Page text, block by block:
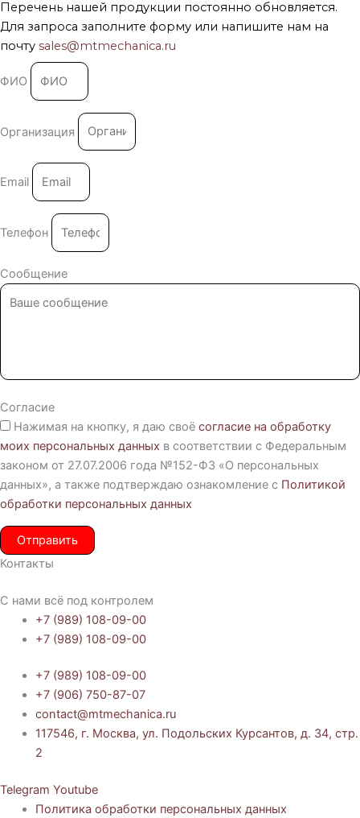
Перечень нашей продукции постоянно обновляется.
Для запроса заполните форму или напишите нам на
почту sales@mtmechanica.ru
ФИО
Организация
Email
Телефон
Сообщение
Согласие
Нажимая на кнопку, я даю своё согласие на обработку
моих персональных данных в соответствии с Федеральным
законом от 27.07.2006 года №152-ФЗ «О персональных
данных», а также подтверждаю ознакомление с Политикой
обработки персональных данных
Отправить
Контакты
С нами всё под контролем
+7 (989) 108-09-00
+7 (989) 108-09-00
+7 (989) 108-09-00
+7 (906) 750-87-07
contact@mtmechanica.ru
117546, г. Москва, ул. Подольских Курсантов, д. 34, стр.
2
Telegram Youtube
Политика обработки персональных данных